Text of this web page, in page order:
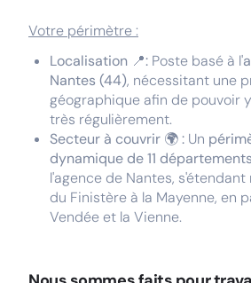
Votre périmètre :
Localisation 📍: Poste basé à l'
Nantes (44), nécessitant une
géographique afin de pouvoir
très régulièrement.
Secteur à couvrir 🌍: Un
dynamique de 11 départements
l'agence de Nantes,
du Finistère à la Mayenne, en
Vendée et la Vienne.